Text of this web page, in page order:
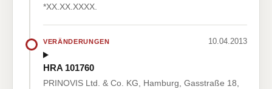
*XX.XX.XXXX.
VERÄNDERUNGEN 10.04.2013
HRA 101760
PRINOVIS Ltd. & Co. KG, Hamburg, Gasstraße 18,